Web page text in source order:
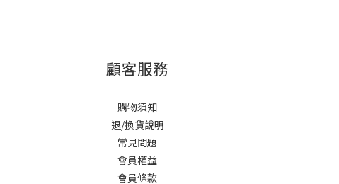
顧客服務
購物須知
退/換貨說明
常見問題
會員權益
會員條款